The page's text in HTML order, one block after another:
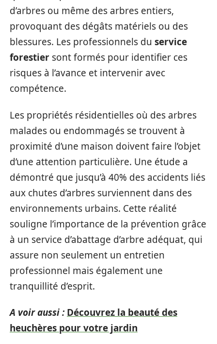
d’arbres ou même des arbres entiers,
provoquant des dégâts matériels ou des
blessures. Les professionnels du service
forestier sont formés pour identifier ces
risques à l’avance et intervenir avec
compétence.
Les propriétés résidentielles où des arbres
malades ou endommagés se trouvent à
proximité d’une maison doivent faire l’objet
d’une attention particulière. Une étude a
démontré que jusqu’à 40% des accidents liés
aux chutes d’arbres surviennent dans des
environnements urbains. Cette réalité
souligne l’importance de la prévention grâce
à un service d’abattage d’arbre adéquat, qui
assure non seulement un entretien
professionnel mais également une
tranquillité d’esprit.
A voir aussi : Découvrez la beauté des
heuchères pour votre jardin